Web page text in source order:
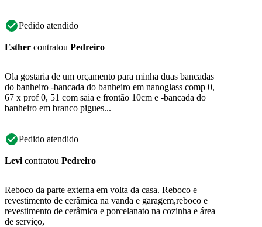
Pedido atendido
Esther contratou Pedreiro
Ola gostaria de um orçamento para minha duas bancadas
do banheiro -bancada do banheiro em nanoglass comp 0,
67 x prof 0, 51 com saia e frontão 10cm e -bancada do
banheiro em branco pigues...
Pedido atendido
Levi contratou Pedreiro
Reboco da parte externa em volta da casa. Reboco e
revestimento de cerâmica na vanda e garagem,reboco e
revestimento de cerâmica e porcelanato na cozinha e área
de serviço,